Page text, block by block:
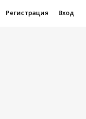
Регистрация Вход